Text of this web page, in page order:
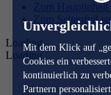
Mit dem Klick auf
Cookies ein
kontinuierlich zu
Partnern
Zum Hauptinhalt
Zum Seitenfuß
Loading...
Loading...